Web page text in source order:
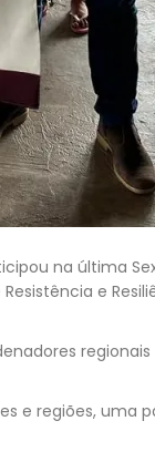
na última
e
e regiões, uma